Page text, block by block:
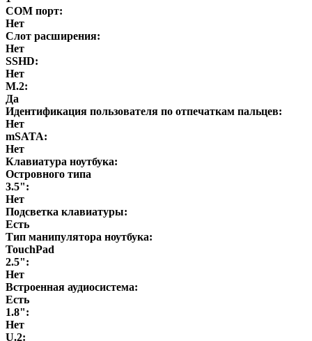
COM порт:
Нет
Слот расширения:
Нет
SSHD:
Нет
M.2:
Да
Идентификация пользователя по отпечаткам пальцев:
Нет
mSATA:
Нет
Клавиатура ноутбука:
Островного типа
3.5":
Нет
Подсветка клавиатуры:
Есть
Тип манипулятора ноутбука:
TouchPad
2.5":
Нет
Встроенная аудиосистема:
Есть
1.8":
Нет
U.2: